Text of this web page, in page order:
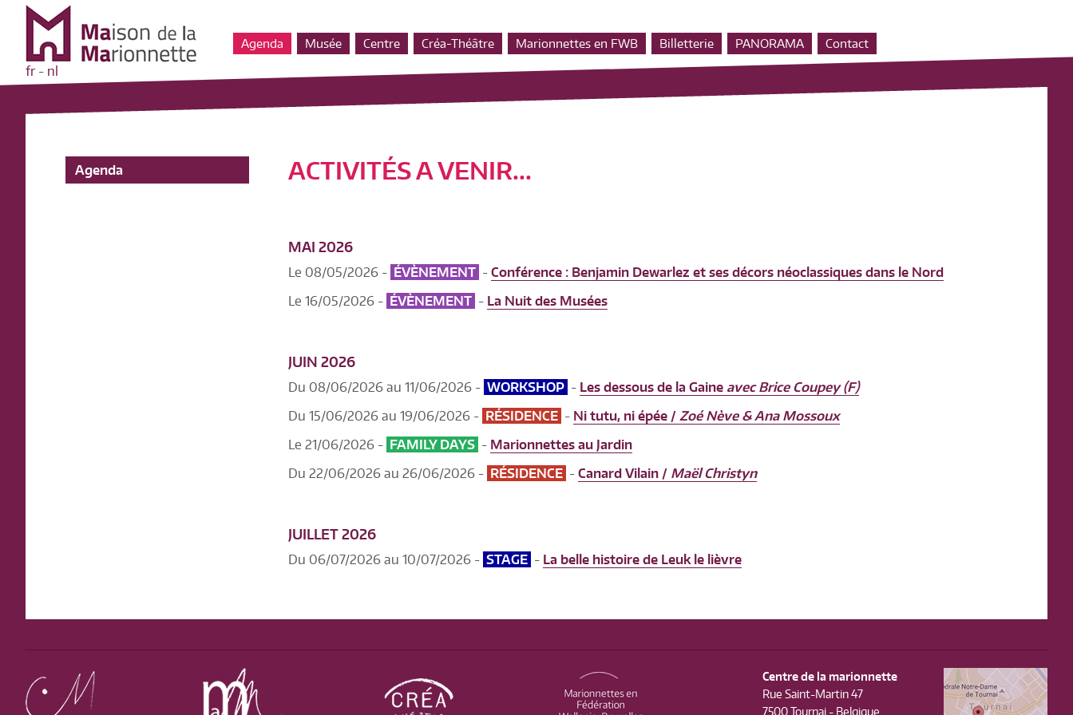
fr - nl
Agenda Musée Centre Créa-Théâtre Marionnettes en FWB Billetterie PANORAMA Contact
Agenda ACTIVITÉS A VENIR...
MAI 2026
Le 08/05/2026 - ÉVÈNEMENT - Conférence : Benjamin Dewarlez et ses décors néoclassiques dans le Nord
Le 16/05/2026 - ÉVÈNEMENT - La Nuit des Musées
JUIN 2026
Du 08/06/2026 au 11/06/2026 - WORKSHOP - Les dessous de la Gaine avec Brice Coupey (F)
Du 15/06/2026 au 19/06/2026 - RÉSIDENCE - Ni tutu, ni épée / Zoé Nève & Ana Mossoux
Le 21/06/2026 - FAMILY DAYS - Marionnettes au Jardin
Du 22/06/2026 au 26/06/2026 - RÉSIDENCE - Canard Vilain / Maël Christyn
JUILLET 2026
Du 06/07/2026 au 10/07/2026 - STAGE - La belle histoire de Leuk le lièvre
Centre de la marionnette
Rue Saint-Martin 47
7500 Tournai - Belgique